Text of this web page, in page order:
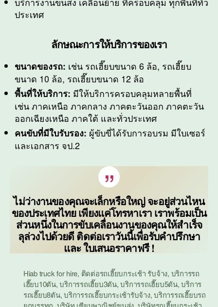
ประเทศ
ลักษณะการให้บริการของเรา
ขนาดของรถ: เช่น รถเฮี๊ยบขนาด 6 ล้อ, รถเฮี๊ยบ
ขนาด 10 ล้อ, รถเฮี๊ยบขนาด 12 ล้อ
พื้นที่ให้บริการ: มีให้บริการครอบคลุมหลายพื้นที่
เช่น ภาคเหนือ ภาคกลาง ภาคตะวันออก ภาคตะวัน
ออกเฉียงเหนือ ภาคใต้ และทั่วประเทศ
คนขับที่มีใบรับรอง: ผู้ขับขี่ได้รับการอบรม มีใบเซอร์
และเอกสาร จป.2
ไม่ว่างานของคุณจะเล็กหรือใหญ่ จะอยู่ส่วนไหน
ของประเทศไทย เพียงแค่โทรหาเรา เราพร้อมเป็น
ส่วนหนึ่งในการขับเคลื่อนงานของคุณให้สำเร็จ
ลุล่วงไปด้วยดี ติดต่อเราวันนี้เพื่อรับคำปรึกษา
และ ใบเสนอราคาฟรี !
Hiab truck for hire, ติดต่อรถเฮี๊ยบกระเช้า รับจ้าง, บริการรถ
เฮี๊ยบ10ตัน,บริการรถเฮี๊ยบ3ตัน,บริการรถเฮี๊ยบ5ตัน,บริการ
รถเฮี๊ยบ8ตัน,บริการรถเฮี๊ยบกระเช้ารับจ้าง,บริการรถเฮี๊ยบรถ